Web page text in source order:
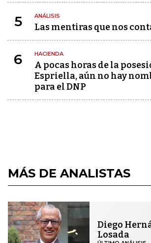
5 ANÁLISIS
Las mentiras que nos
6 HACIENDA
A pocas horas de la
Espriella, aún no hay
para el DNP
MÁS DE ANALISTAS
Diego
Losada